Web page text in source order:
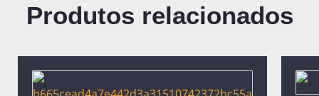
Produtos relacionados